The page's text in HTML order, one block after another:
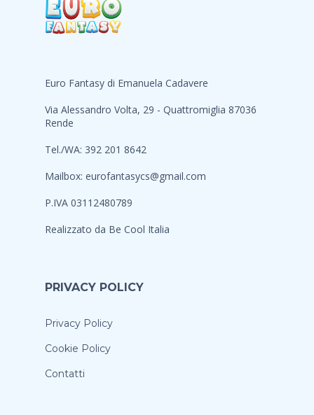
Euro Fantasy di Emanuela Cadavere
Via Alessandro Volta, 29 - Quattromiglia 87036
Rende
Tel./WA: 392 201 8642
Mailbox: eurofantasycs@gmail.com
P.IVA 03112480789
Realizzato da Be Cool Italia
PRIVACY POLICY
Privacy Policy
Cookie Policy
Contatti